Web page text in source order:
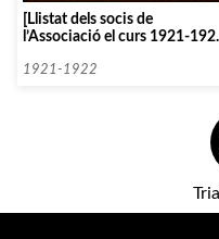
[Llistat dels socis de
l’Associació el curs 1921-
1921-1922